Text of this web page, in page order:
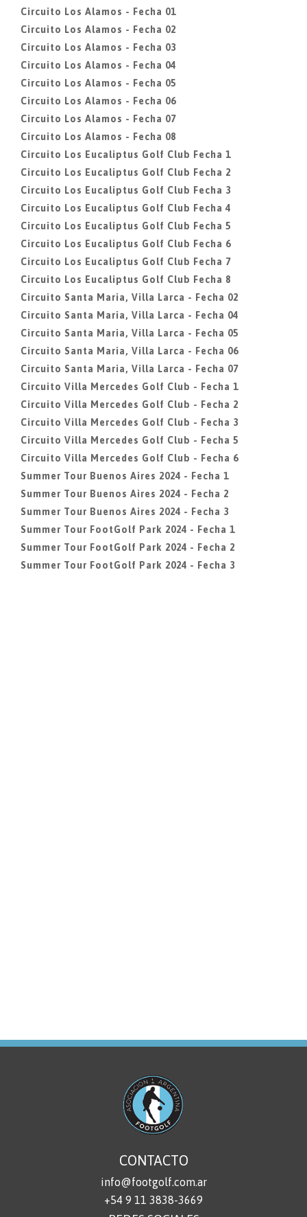
Circuito Los Alamos - Fecha 01
Circuito Los Alamos - Fecha 02
Circuito Los Alamos - Fecha 03
Circuito Los Alamos - Fecha 04
Circuito Los Alamos - Fecha 05
Circuito Los Alamos - Fecha 06
Circuito Los Alamos - Fecha 07
Circuito Los Alamos - Fecha 08
Circuito Los Eucaliptus Golf Club Fecha 1
Circuito Los Eucaliptus Golf Club Fecha 2
Circuito Los Eucaliptus Golf Club Fecha 3
Circuito Los Eucaliptus Golf Club Fecha 4
Circuito Los Eucaliptus Golf Club Fecha 5
Circuito Los Eucaliptus Golf Club Fecha 6
Circuito Los Eucaliptus Golf Club Fecha 7
Circuito Los Eucaliptus Golf Club Fecha 8
Circuito Santa Maria, Villa Larca - Fecha 02
Circuito Santa Maria, Villa Larca - Fecha 04
Circuito Santa Maria, Villa Larca - Fecha 05
Circuito Santa Maria, Villa Larca - Fecha 06
Circuito Santa Maria, Villa Larca - Fecha 07
Circuito Villa Mercedes Golf Club - Fecha 1
Circuito Villa Mercedes Golf Club - Fecha 2
Circuito Villa Mercedes Golf Club - Fecha 3
Circuito Villa Mercedes Golf Club - Fecha 5
Circuito Villa Mercedes Golf Club - Fecha 6
Summer Tour Buenos Aires 2024 - Fecha 1
Summer Tour Buenos Aires 2024 - Fecha 2
Summer Tour Buenos Aires 2024 - Fecha 3
Summer Tour FootGolf Park 2024 - Fecha 1
Summer Tour FootGolf Park 2024 - Fecha 2
Summer Tour FootGolf Park 2024 - Fecha 3
CONTACTO
info@footgolf.com.ar
+54 9 11 3838-3669